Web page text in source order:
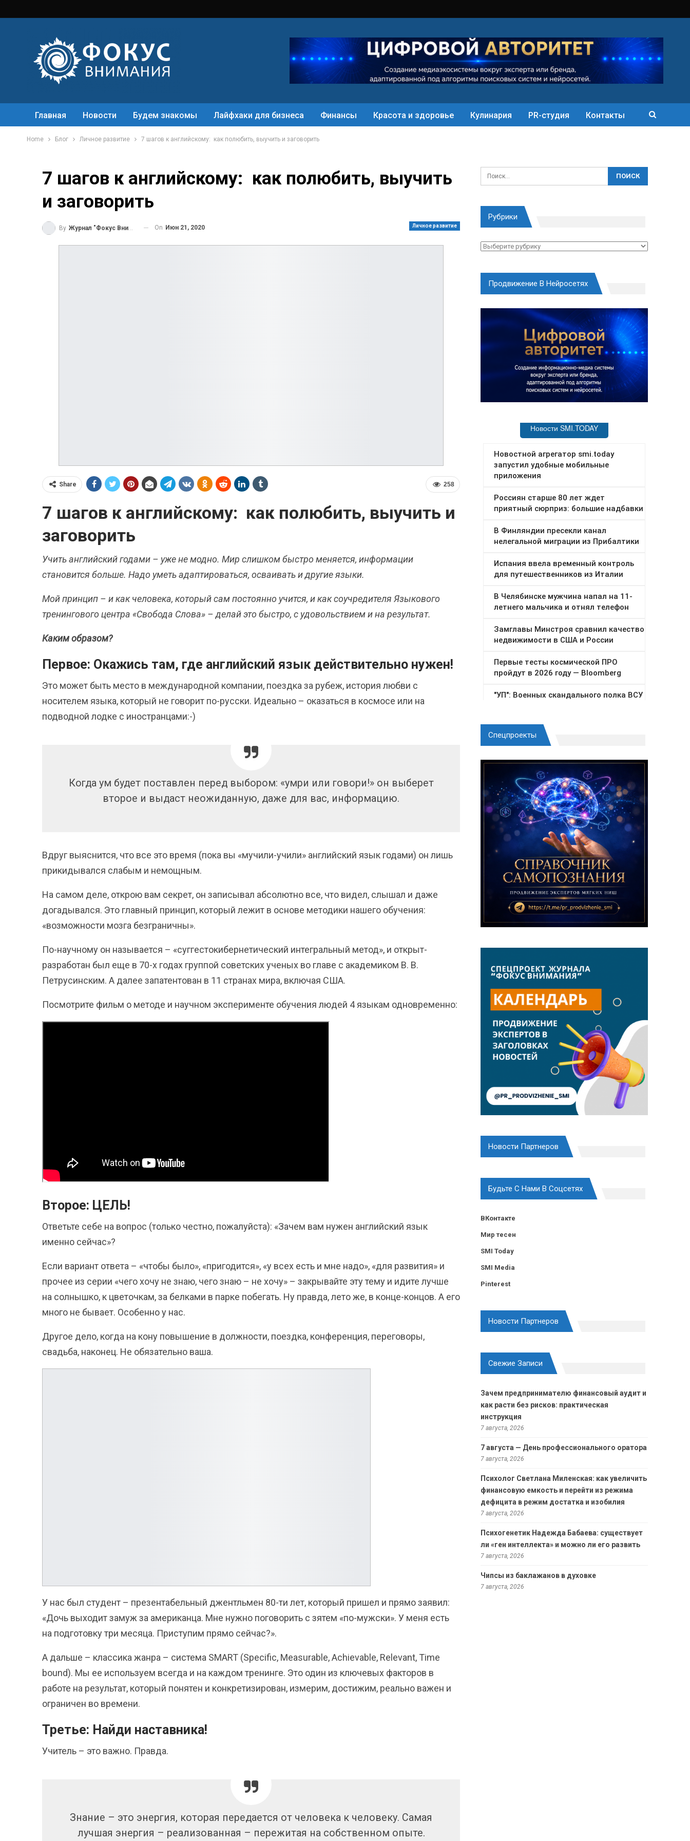
Главная Новости Будем знакомы Лайфхаки для бизнеса Финансы Красота и здоровье Кулинария PR-студия Контакты
Home Блог Личное развитие 7 шагов к английскому: как полюбить, выучить и заговорить
7 шагов к английскому: как полюбить, выучить
и заговорить
Личное развитие
By Журнал "Фокус Внимания" On Июн 21, 2020
258
Share
7 шагов к английскому: как полюбить, выучить и
заговорить
Учить английский годами – уже не модно. Мир слишком быстро меняется, информации
становится больше. Надо уметь адаптироваться, осваивать и другие языки.
Мой принцип – и как человека, который сам постоянно учится, и как соучредителя Языкового
тренингового центра «Свобода Слова» – делай это быстро, с удовольствием и на результат.
Каким образом?
Первое: Окажись там, где английский язык действительно нужен!
Это может быть место в международной компании, поездка за рубеж, история любви с
носителем языка, который не говорит по-русски. Идеально – оказаться в космосе или на
подводной лодке с иностранцами:-)
Когда ум будет поставлен перед выбором: «умри или говори!» он выберет
второе и выдаст неожиданную, даже для вас, информацию.
Вдруг выяснится, что все это время (пока вы «мучили-учили» английский язык годами) он лишь
прикидывался слабым и немощным.
На самом деле, открою вам секрет, он записывал абсолютно все, что видел, слышал и даже
догадывался. Это главный принцип, который лежит в основе методики нашего обучения:
«возможности мозга безграничны».
По-научному он называется – «суггестокибернетический интегральный метод», и открыт-
разработан был еще в 70-х годах группой советских ученых во главе с академиком В. В.
Петрусинским. А далее запатентован в 11 странах мира, включая США.
Посмотрите фильм о методе и научном эксперименте обучения людей 4 языкам одновременно:
Второе: ЦЕЛЬ!
Ответьте себе на вопрос (только честно, пожалуйста): «Зачем вам нужен английский язык
именно сейчас»?
Если вариант ответа – «чтобы было», «пригодится», «у всех есть и мне надо», «для развития» и
прочее из серии «чего хочу не знаю, чего знаю – не хочу» – закрывайте эту тему и идите лучше
на солнышко, к цветочкам, за белками в парке побегать. Ну правда, лето же, в конце-концов. А его
много не бывает. Особенно у нас.
Другое дело, когда на кону повышение в должности, поездка, конференция, переговоры,
свадьба, наконец. Не обязательно ваша.
У нас был студент – презентабельный джентльмен 80-ти лет, который пришел и прямо заявил:
«Дочь выходит замуж за американца. Мне нужно поговорить с зятем «по-мужски». У меня есть
на подготовку три месяца. Приступим прямо сейчас?».
А дальше – классика жанра – система SMART (Specific, Measurable, Achievable, Relevant, Time
bound). Мы ее используем всегда и на каждом тренинге. Это один из ключевых факторов в
работе на результат, который понятен и конкретизирован, измерим, достижим, реально важен и
ограничен во времени.
Третье: Найди наставника!
Учитель – это важно. Правда.
Знание – это энергия, которая передается от человека к человеку. Самая
лучшая энергия – реализованная – пережитая на собственном опыте.
Рубрики
Рубрики
Продвижение В Нейросетях
Спецпроекты
Новости Партнеров
Будьте С Нами В Соцсетях
ВКонтакте
Мир тесен
SMI Today
SMI Media
Pinterest
Новости Партнеров
Свежие Записи
Зачем предпринимателю финансовый аудит и
как расти без рисков: практическая
инструкция
7 августа, 2026
7 августа — День профессионального оратора
7 августа, 2026
Психолог Светлана Миленская: как увеличить
финансовую емкость и перейти из режима
дефицита в режим достатка и изобилия
7 августа, 2026
Психогенетик Надежда Бабаева: существует
ли «ген интеллекта» и можно ли его развить
7 августа, 2026
Чипсы из баклажанов в духовке
7 августа, 2026